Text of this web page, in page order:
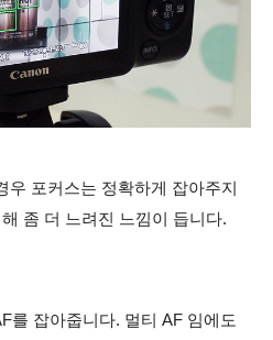
우 포커스는 정확하게 잡아주지
좀 더 느려진 느낌이 듭니다.
를 잡아줍니다. 멀티 AF 임에도